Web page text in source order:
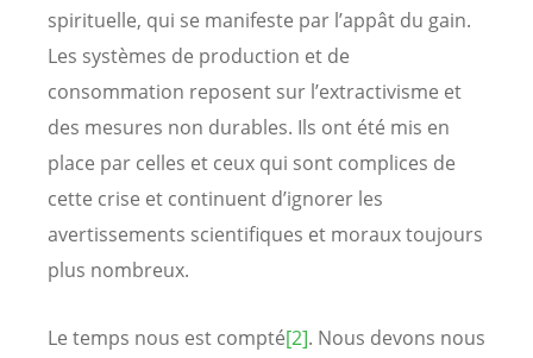
spirituelle, qui se manifeste par l’appât du gain.
Les systèmes de production et de
consommation reposent sur l’extractivisme et
des mesures non durables. Ils ont été mis en
place par celles et ceux qui sont complices de
cette crise et continuent d’ignorer les
avertissements scientifiques et moraux toujours
plus nombreux.
Le temps nous est compté[2]. Nous devons nous